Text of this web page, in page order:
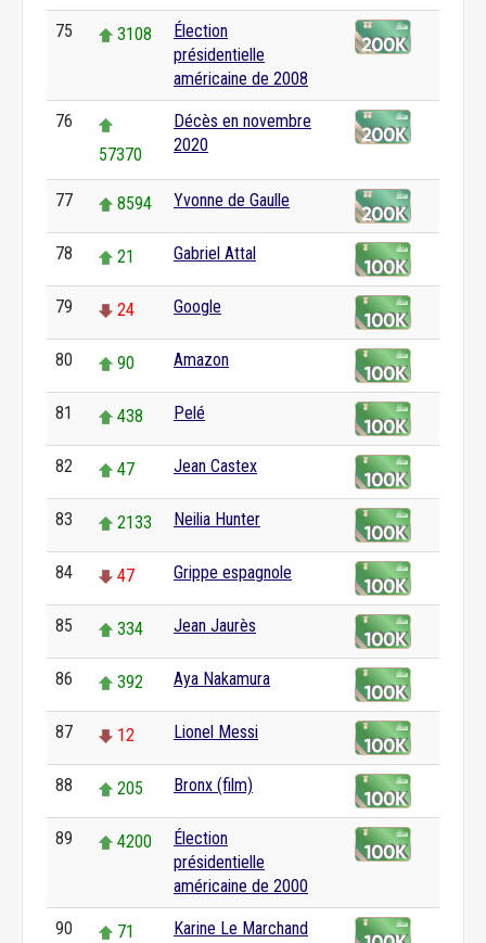
75 3108
Élection
présidentielle
américaine de 2008
76
57370
Décès en novembre
2020
77 8594 Yvonne de Gaulle
78 21 Gabriel Attal
79 24 Google
80 90 Amazon
81 438 Pelé
82 47 Jean Castex
83 2133 Neilia Hunter
84 47 Grippe espagnole
85 334 Jean Jaurès
86 392 Aya Nakamura
87 12 Lionel Messi
88 205 Bronx (film)
89 4200
Élection
présidentielle
américaine de 2000
90 71 Karine Le Marchand